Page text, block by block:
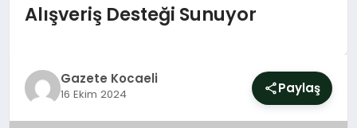
SPOR
SIYASET
Alışveriş Desteği Sunuyor
Gazete Kocaeli
16 Ekim 2024 Paylaş